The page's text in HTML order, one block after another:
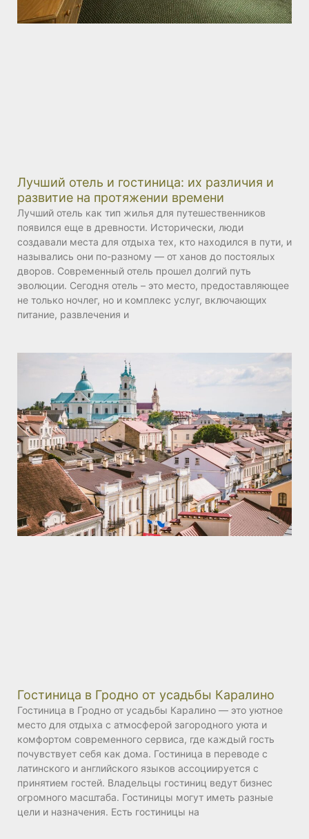
Лучший отель и гостиница: их различия и
развитие на протяжении времени
Лучший отель как тип жилья для путешественников
появился еще в древности. Исторически, люди
создавали места для отдыха тех, кто находился в пути, и
назывались они по-разному — от ханов до постоялых
дворов. Современный отель прошел долгий путь
эволюции. Сегодня отель – это место, предоставляющее
не только ночлег, но и комплекс услуг, включающих
питание, развлечения и
Гостиница в Гродно от усадьбы Каралино
Гостиница в Гродно от усадьбы Каралино — это уютное
место для отдыха с атмосферой загородного уюта и
комфортом современного сервиса, где каждый гость
почувствует себя как дома. Гостиница в переводе с
латинского и английского языков ассоциируется с
принятием гостей. Владельцы гостиниц ведут бизнес
огромного масштаба. Гостиницы могут иметь разные
цели и назначения. Есть гостиницы на